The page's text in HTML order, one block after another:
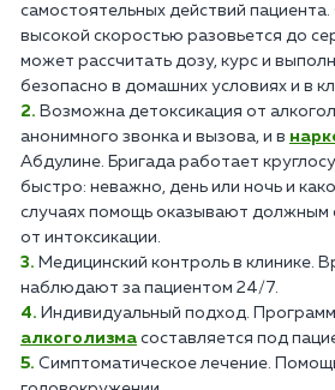
самостоятельных действий
высокой скоростью разовьется до
может рассчитать дозу, курс и
безопасно в домашних условиях и в
Возможна детоксикация от
анонимного звонка и вызова, и в
Абдулине. Бригада работает
быстро: неважно, день или ночь и
случаях помощь оказывают должным
от интоксикации.
Медицинский контроль в клинике.
наблюдают за пациентом 24/7.
Индивидуальный подход.
алкоголизма составляется под
Симптоматическое лечение.